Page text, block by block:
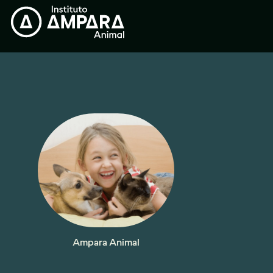
Ampara Animal